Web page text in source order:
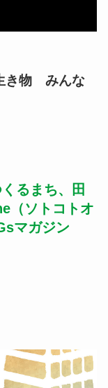
き物 みんな
るまち、田
（ソトコトオ
マガジン